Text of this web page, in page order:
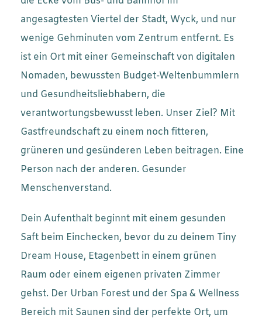
angesagtesten Viertel der Stadt, Wyck, und nur
wenige Gehminuten vom Zentrum entfernt. Es
ist ein Ort mit einer Gemeinschaft von digitalen
Nomaden, bewussten Budget-Weltenbummlern
und Gesundheitsliebhabern, die
verantwortungsbewusst leben. Unser Ziel? Mit
Gastfreundschaft zu einem noch fitteren,
grüneren und gesünderen Leben beitragen. Eine
Person nach der anderen. Gesunder
Menschenverstand.
Dein Aufenthalt beginnt mit einem gesunden
Saft beim Einchecken, bevor du zu deinem Tiny
Dream House, Etagenbett in einem grünen
Raum oder einem eigenen privaten Zimmer
gehst. Der Urban Forest und der Spa & Wellness
Bereich mit Saunen sind der perfekte Ort, um